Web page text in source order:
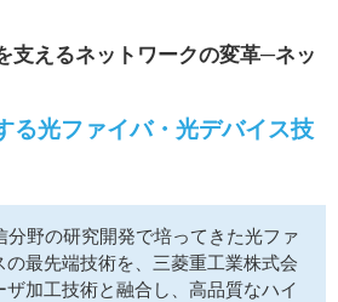
掲載月毎記事
ベントカレンダー
サイトマップ
支えるネットワークの変革─ネッ
る光ファイバ・光デバイス技
分野の研究開発で培ってきた光ファ
最先端技術を、三菱重工業株式会
加工技術と融合し、高品質なハイ